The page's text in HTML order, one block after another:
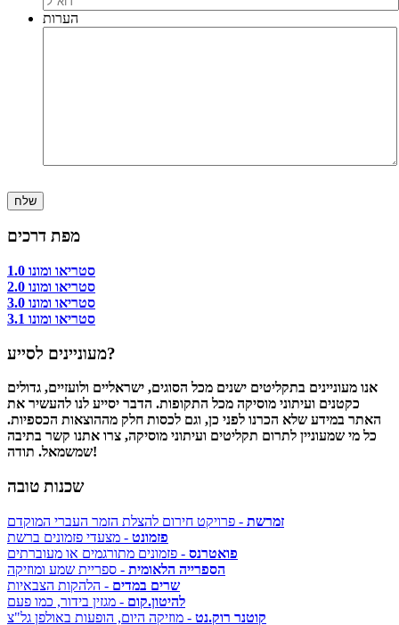
הערות
מפת דרכים
סטריאו ומונו 1.0
סטריאו ומונו 2.0
סטריאו ומונו 3.0
סטריאו ומונו 3.1
מעוניינים לסייע?
אנו מעוניינים בתקליטים ישנים מכל הסוגים, ישראליים ולועזיים, גדולים
כקטנים ועיתוני מוסיקה מכל התקופות. הדבר יסייע לנו להעשיר את
האתר במידע שלא הכרנו לפני כן, וגם לכסות חלק מההוצאות הכספיות.
כל מי שמעוניין לתרום תקליטים ועיתוני מוסיקה, צרו אתנו קשר בתיבה
שמשמאל. תודה!
שכנות טובה
זמרשת - פרויקט חירום להצלת הזמר העברי המוקדם
פזמונט - מצעדי פזמונים ברשת
פואטרנס - פזמונים מתורגמים או מעוברתים
הספרייה הלאומית - ספריית שמע ומוזיקה
שרים במדים - הלהקות הצבאיות
להיטון.קום - מגזין בידור, כמו פעם
קוטנר רוק.נט - מוזיקה היום, הופעות באולפן גל"צ